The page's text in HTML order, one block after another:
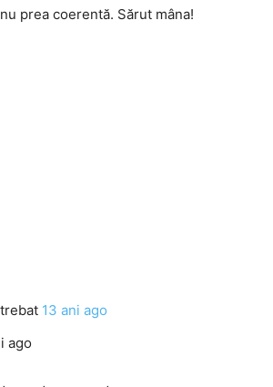
prea coerentă. Sărut mâna!
13 ani ago
ago